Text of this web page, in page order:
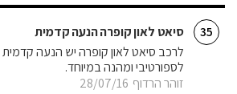
35 סיאט לאון קופרה הנעה קדמית
זוהר הרדוף 28/07/16
לרכב סיאט לאון קופרה יש הנעה
לספורטיבי ומהנה במיוחד.